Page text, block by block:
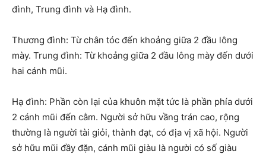
đình, Trung đình và Hạ đình.
Thương đình: Từ chân tóc đến khoảng giữa 2 đầu lông
mày. Trung đình: Từ khoảng giữa 2 đầu lông mày đến dưới
hai cánh mũi.
Hạ đình: Phần còn lại của khuôn mặt tức là phần phía dưới
2 cánh mũi đến cằm. Người sở hữu vầng trán cao, rộng
thường là người tài giỏi, thành đạt, có địa vị xã hội. Người
sở hữu mũi đầy đặn, cánh mũi giàu là người có số giàu